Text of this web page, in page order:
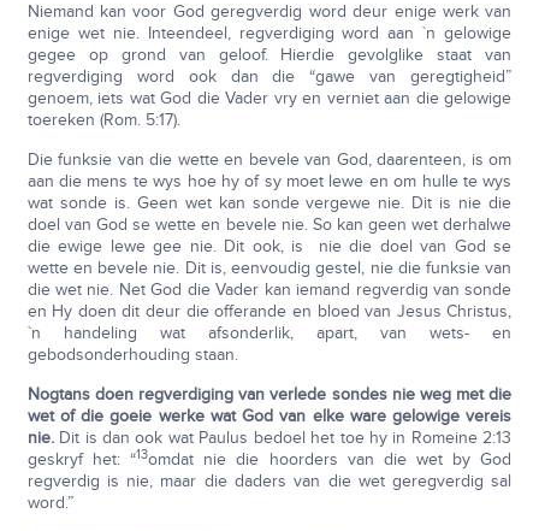
Niemand kan voor God geregverdig word deur enige werk van
enige wet nie. Inteendeel, regverdiging word aan `n gelowige
gegee op grond van geloof. Hierdie gevolglike staat van
regverdiging word ook dan die “gawe van geregtigheid”
genoem, iets wat God die Vader vry en verniet aan die gelowige
toereken (Rom. 5:17).
Die funksie van die wette en bevele van God, daarenteen, is om
aan die mens te wys hoe hy of sy moet lewe en om hulle te wys
wat sonde is. Geen wet kan sonde vergewe nie. Dit is nie die
doel van God se wette en bevele nie. So kan geen wet derhalwe
die ewige lewe gee nie. Dit ook, is nie die doel van God se
wette en bevele nie. Dit is, eenvoudig gestel, nie die funksie van
die wet nie. Net God die Vader kan iemand regverdig van sonde
en Hy doen dit deur die offerande en bloed van Jesus Christus,
`n handeling wat afsonderlik, apart, van wets- en
gebodsonderhouding staan.
Nogtans doen regverdiging van verlede sondes nie weg met die
wet of die goeie werke wat God van elke ware gelowige vereis
nie. Dit is dan ook wat Paulus bedoel het toe hy in Romeine 2:13
geskryf het: “13omdat nie die hoorders van die wet by God
regverdig is nie, maar die daders van die wet geregverdig sal
word.”